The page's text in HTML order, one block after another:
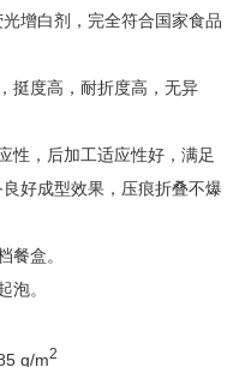
增白剂，完全符合国家食品
挺度高，耐折度高，无异
性，后加工适应性好，满足
好成型效果，压痕折叠不爆
餐盒。
泡。
g/m2